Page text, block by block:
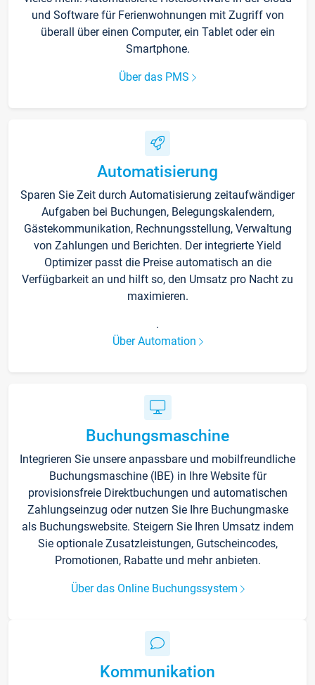
und Software für Ferienwohnungen mit Zugriff von
überall über einen Computer, ein Tablet oder ein
Smartphone.
Über das PMS
Automatisierung
Sparen Sie Zeit durch Automatisierung zeitaufwändiger
Aufgaben bei Buchungen, Belegungskalendern,
Gästekommunikation, Rechnungsstellung, Verwaltung
von Zahlungen und Berichten. Der integrierte Yield
Optimizer passt die Preise automatisch an die
Verfügbarkeit an und hilft so, den Umsatz pro Nacht zu
maximieren.
.
Über Automation
Buchungsmaschine
Integrieren Sie unsere anpassbare und mobilfreundliche
Buchungsmaschine (IBE) in Ihre Website für
provisionsfreie Direktbuchungen und automatischen
Zahlungseinzug oder nutzen Sie Ihre Buchungmaske
als Buchungswebsite. Steigern Sie Ihren Umsatz indem
Sie optionale Zusatzleistungen, Gutscheincodes,
Promotionen, Rabatte und mehr anbieten.
Über das Online Buchungssystem
Kommunikation